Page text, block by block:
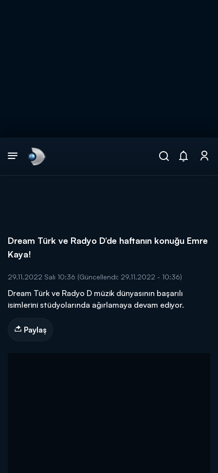
Dream Türk ve Radyo D’de haftanın konuğu Emre
Kaya!
29.11.2022 Salı 10:36 (Güncellendi: 29.11.2022 - 10:36)
Dream Türk ve Radyo D müzik dünyasının başarılı
isimlerini stüdyolarında ağırlamaya devam ediyor.
Paylaş